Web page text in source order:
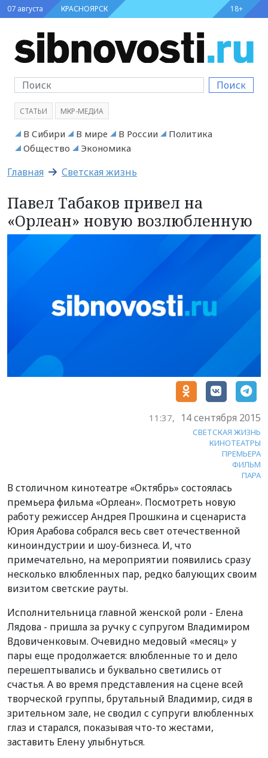
07 августа КРАСНОЯРСК 18+
Поиск
СТАТЬИ МКР-МЕДИА
В Сибири В мире В России
Политика
Общество
Экономика
Главная Светская жизнь
Павел Табаков привел на
«Орлеан» новую возлюбленную
11:37, 14 сентября 2015
СВЕТСКАЯ ЖИЗНЬ
КИНОТЕАТРЫ
ПРЕМЬЕРА
ФИЛЬМ
ПАРА
В столичном кинотеатре «Октябрь» состоялась
премьера фильма «Орлеан». Посмотреть новую
работу режиссер Андрея Прошкина и сценариста
Юрия Арабова собрался весь свет отечественной
киноиндустрии и шоу-бизнеса. И, что
примечательно, на мероприятии появились сразу
несколько влюбленных пар, редко балующих своим
визитом светские рауты.
Исполнительница главной женской роли - Елена
Лядова - пришла за ручку с супругом Владимиром
Вдовиченковым. Очевидно медовый «месяц» у
пары еще продолжается: влюбленные то и дело
перешептывались и буквально светились от
счастья. А во время представления на сцене всей
творческой группы, брутальный Владимир, сидя в
зрительном зале, не сводил с супруги влюбленных
глаз и старался, показывая что-то жестами,
заставить Елену улыбнуться.